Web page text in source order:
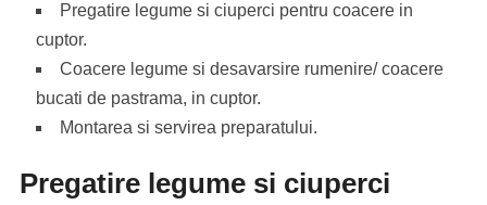
Pregatire legume si ciuperci pentru coacere in
cuptor.
Coacere legume si desavarsire rumenire/ coacere
bucati de pastrama, in cuptor.
Montarea si servirea preparatului.
Pregatire legume si ciuperci